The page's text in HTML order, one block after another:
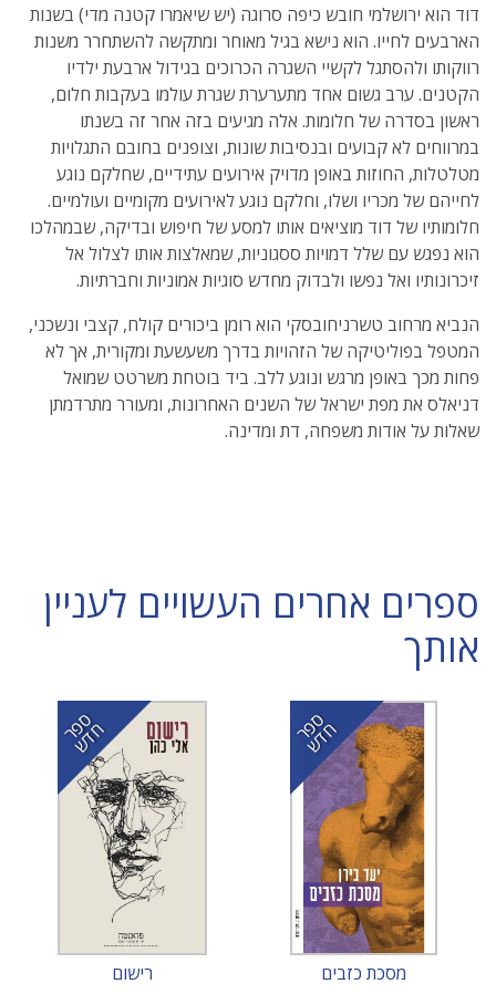
דוד הוא ירושלמי חובש כיפה סרוגה (יש שיאמרו קטנה מדי) בשנות
הארבעים לחייו. הוא נישא בגיל מאוחר ומתקשה להשתחרר משנות
רווקותו ולהסתגל לקשיי השגרה הכרוכים בגידול ארבעת ילדיו
הקטנים. ערב גשום אחד מתערערת שגרת עולמו בעקבות חלום,
ראשון בסדרה של חלומות. אלה מגיעים בזה אחר זה בשנתו
במרווחים לא קבועים ובנסיבות שונות, וצופנים בחובם התגלויות
מטלטלות, החוזות באופן מדויק אירועים עתידיים, שחלקם נוגע
לחייהם של מכריו ושלו, וחלקם נוגע לאירועים מקומיים ועולמיים.
חלומותיו של דוד מוציאים אותו למסע של חיפוש ובדיקה, שבמהלכו
הוא נפגש עם שלל דמויות ססגוניות, שמאלצות אותו לצלול אל
זיכרונותיו ואל נפשו ולבדוק מחדש סוגיות אמוניות וחברתיות.
הנביא מרחוב טשרניחובסקי הוא רומן ביכורים קולח, קצבי ונשכני,
המטפל בפוליטיקה של הזהויות בדרך משעשעת ומקורית, אך לא
פחות מכך באופן מרגש ונוגע ללב. ביד בוטחת משרטט שמואל
דניאלס את מפת ישראל של השנים האחרונות, ומעורר מתרדמתן
שאלות על אודות משפחה, דת ומדינה.
ספרים אחרים העשויים לעניין
אותך
ס
פ
ר
ח
ד
ש
מסכת כזבים
ס
פ
ר
ח
ד
ש
רישום